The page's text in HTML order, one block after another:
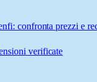
confronta prezzi e
verificate